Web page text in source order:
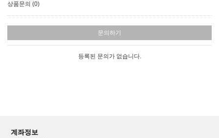
상품문의 (0)
문의하기
등록된 문의가 없습니다.
계좌정보